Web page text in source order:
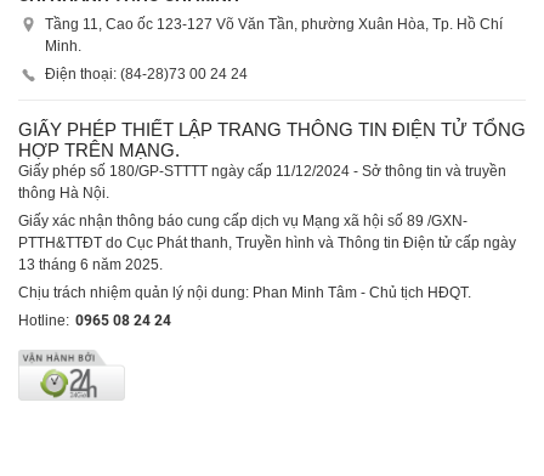
Tầng 11, Cao ốc 123-127 Võ Văn Tần, phường Xuân Hòa, Tp. Hồ Chí
Minh.
Điện thoại: (84-28)73 00 24 24
GIẤY PHÉP THIẾT LẬP TRANG THÔNG TIN ĐIỆN TỬ TỔNG
HỢP TRÊN MẠNG.
Giấy phép số 180/GP-STTTT ngày cấp 11/12/2024 - Sở thông tin và truyền
thông Hà Nội.
Giấy xác nhận thông báo cung cấp dịch vụ Mạng xã hội số 89 /GXN-
PTTH&TTĐT do Cục Phát thanh, Truyền hình và Thông tin Điện tử cấp ngày
13 tháng 6 năm 2025.
Chịu trách nhiệm quản lý nội dung: Phan Minh Tâm - Chủ tịch HĐQT.
Hotline: 0965 08 24 24